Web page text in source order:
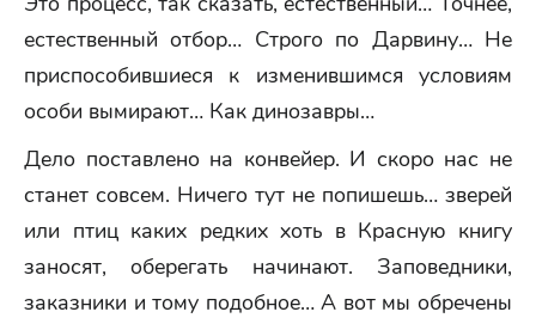
естественный отбор… Строго по Дарвину… Не
приспособившиеся к изменившимся условиям
особи вымирают… Как динозавры…
Дело поставлено на конвейер. И скоро нас не
станет совсем. Ничего тут не попишешь… зверей
или птиц каких редких хоть в Красную книгу
заносят, оберегать начинают. Заповедники,
заказники и тому подобное… А вот мы обречены